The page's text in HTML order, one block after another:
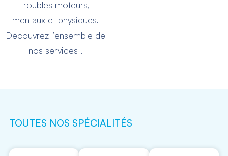
troubles moteurs,
mentaux et physiques.
Découvrez l’ensemble de
nos services !
TOUTES NOS SPÉCIALITÉS